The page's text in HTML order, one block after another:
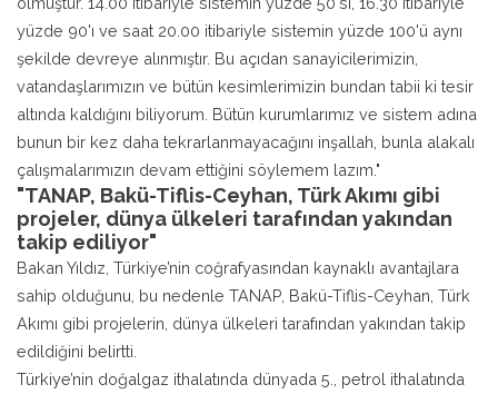
yüzde 90'ı ve saat 20.00 itibariyle sistemin yüzde 100'ü aynı
şekilde devreye alınmıştır. Bu açıdan sanayicilerimizin,
vatandaşlarımızın ve bütün kesimlerimizin bundan tabii ki tesir
altında kaldığını biliyorum. Bütün kurumlarımız ve sistem adına
bunun bir kez daha tekrarlanmayacağını inşallah, bunla alakalı
çalışmalarımızın devam ettiğini söylemem lazım."
"TANAP, Bakü-Tiflis-Ceyhan, Türk Akımı gibi
projeler, dünya ülkeleri tarafından yakından
takip ediliyor"
Bakan Yıldız, Türkiye’nin coğrafyasından kaynaklı avantajlara
sahip olduğunu, bu nedenle TANAP, Bakü-Tiflis-Ceyhan, Türk
Akımı gibi projelerin, dünya ülkeleri tarafından yakından takip
edildiğini belirtti.
Türkiye’nin doğalgaz ithalatında dünyada 5., petrol ithalatında